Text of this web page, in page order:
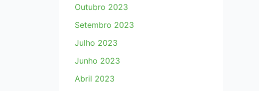
Outubro 2023
Setembro 2023
Julho 2023
Junho 2023
Abril 2023